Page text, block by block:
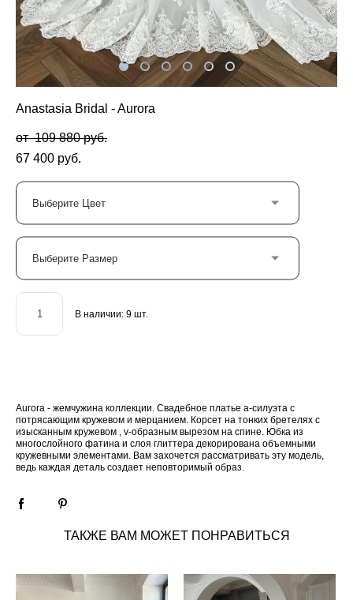
Anastasia Bridal - Aurora
от 109 880 pуб.
67 400 pуб.
Выберите Цвет
Выберите Размер
В наличии: 9 шт.
Aurora - жемчужина коллекции. Свадебное платье а-силуэта с
потрясающим кружевом и мерцанием. Корсет на тонких бретелях с
изысканным кружевом , v-образным вырезом на спине. Юбка из
многослойного фатина и слоя глиттера декорирована объемными
кружевными элементами. Вам захочется рассматривать эту модель,
ведь каждая деталь создает неповторимый образ.
ТАКЖЕ ВАМ МОЖЕТ ПОНРАВИТЬСЯ